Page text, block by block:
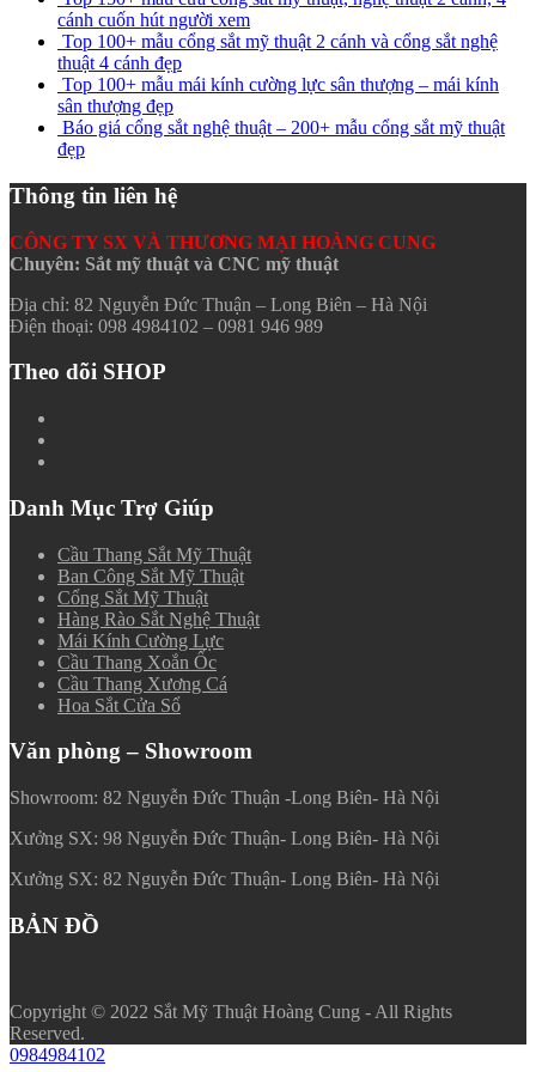
cánh cuốn hút người xem
Top 100+ mẫu cổng sắt mỹ thuật 2 cánh và cổng sắt nghệ
thuật 4 cánh đẹp
Top 100+ mẫu mái kính cường lực sân thượng – mái kính
sân thượng đẹp
Báo giá cổng sắt nghệ thuật – 200+ mẫu cổng sắt mỹ thuật
đẹp
Thông tin liên hệ
CÔNG TY SX VÀ THƯƠNG MẠI HOÀNG CUNG
Chuyên: Sắt mỹ thuật và CNC mỹ thuật
Địa chỉ: 82 Nguyễn Đức Thuận – Long Biên – Hà Nội
Điện thoại: 098 4984102 – 0981 946 989
Theo dõi SHOP
Danh Mục Trợ Giúp
Cầu Thang Sắt Mỹ Thuật
Ban Công Sắt Mỹ Thuật
Cổng Sắt Mỹ Thuật
Hàng Rào Sắt Nghệ Thuật
Mái Kính Cường Lực
Cầu Thang Xoắn Ốc
Cầu Thang Xương Cá
Hoa Sắt Cửa Sổ
Văn phòng – Showroom
Showroom: 82 Nguyễn Đức Thuận -Long Biên- Hà Nội
Xưởng SX: 98 Nguyễn Đức Thuận- Long Biên- Hà Nội
Xưởng SX: 82 Nguyễn Đức Thuận- Long Biên- Hà Nội
BẢN ĐỒ
Copyright © 2022 Sắt Mỹ Thuật Hoàng Cung - All Rights
Reserved.
0984984102